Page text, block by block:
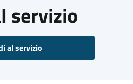
servizio
al servizio